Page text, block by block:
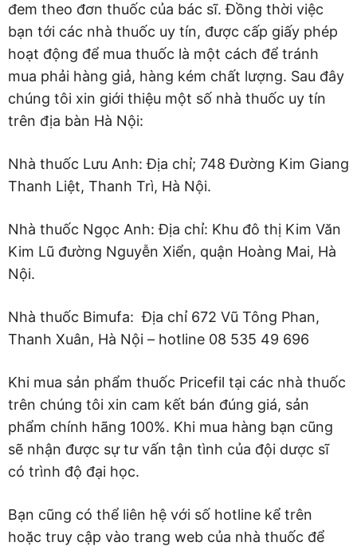
đem theo đơn thuốc của bác sĩ. Đồng thời việc
bạn tới các nhà thuốc uy tín, được cấp giấy phép
hoạt động để mua thuốc là một cách để tránh
mua phải hàng giả, hàng kém chất lượng. Sau đây
chúng tôi xin giới thiệu một số nhà thuốc uy tín
trên địa bàn Hà Nội:
Nhà thuốc Lưu Anh: Địa chỉ; 748 Đường Kim Giang
Thanh Liệt, Thanh Trì, Hà Nội.
Nhà thuốc Ngọc Anh: Địa chỉ: Khu đô thị Kim Văn
Kim Lũ đường Nguyễn Xiển, quận Hoàng Mai, Hà
Nội.
Nhà thuốc Bimufa: Địa chỉ 672 Vũ Tông Phan,
Thanh Xuân, Hà Nội – hotline 08 535 49 696
Khi mua sản phẩm thuốc Pricefil tại các nhà thuốc
trên chúng tôi xin cam kết bán đúng giá, sản
phẩm chính hãng 100%. Khi mua hàng bạn cũng
sẽ nhận được sự tư vấn tận tình của đội dược sĩ
có trình độ đại học.
Bạn cũng có thể liên hệ với số hotline kể trên
hoặc truy cập vào trang web của nhà thuốc để